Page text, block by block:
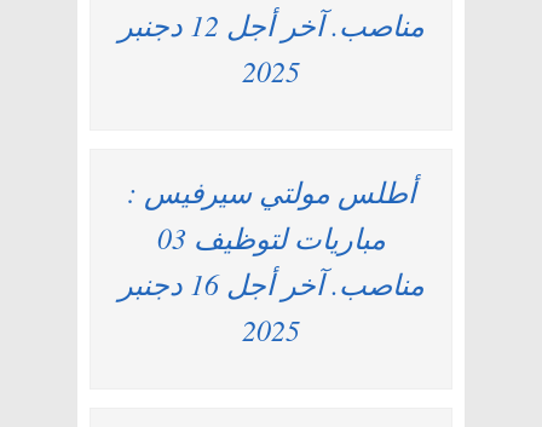
مناصب. آخر أجل 12 دجنبر
2025
أطلس مولتي سيرفيس :
مباريات لتوظيف 03
مناصب. آخر أجل 16 دجنبر
2025